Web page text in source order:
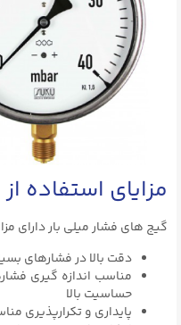
مزایای استفاده
گیج های فشار میلی بار دارای
دقت بالا در فشارهای
مناسب اندازه‌ گیری
حساسیت بالا
پایداری و تکرارپذیری